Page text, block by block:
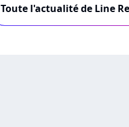
Toute l'actualité de Line